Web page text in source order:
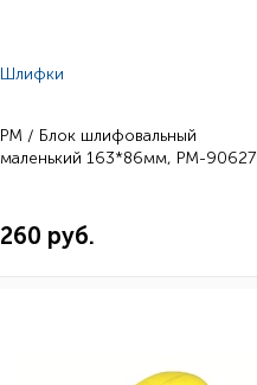
Шлифки
РМ / Блок шлифовальный
маленький 163*86мм, РМ-90627
260 руб.